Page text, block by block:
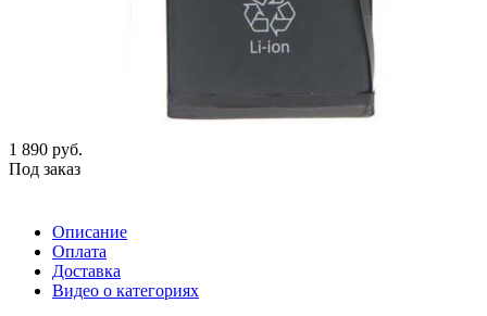
1 890 руб.
Под заказ
Описание
Оплата
Доставка
Видео о категориях